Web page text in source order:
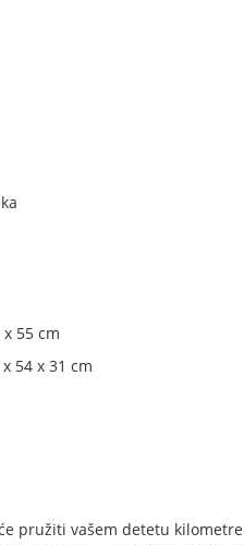
55 cm
54 x 31 cm
pružiti vašem detetu